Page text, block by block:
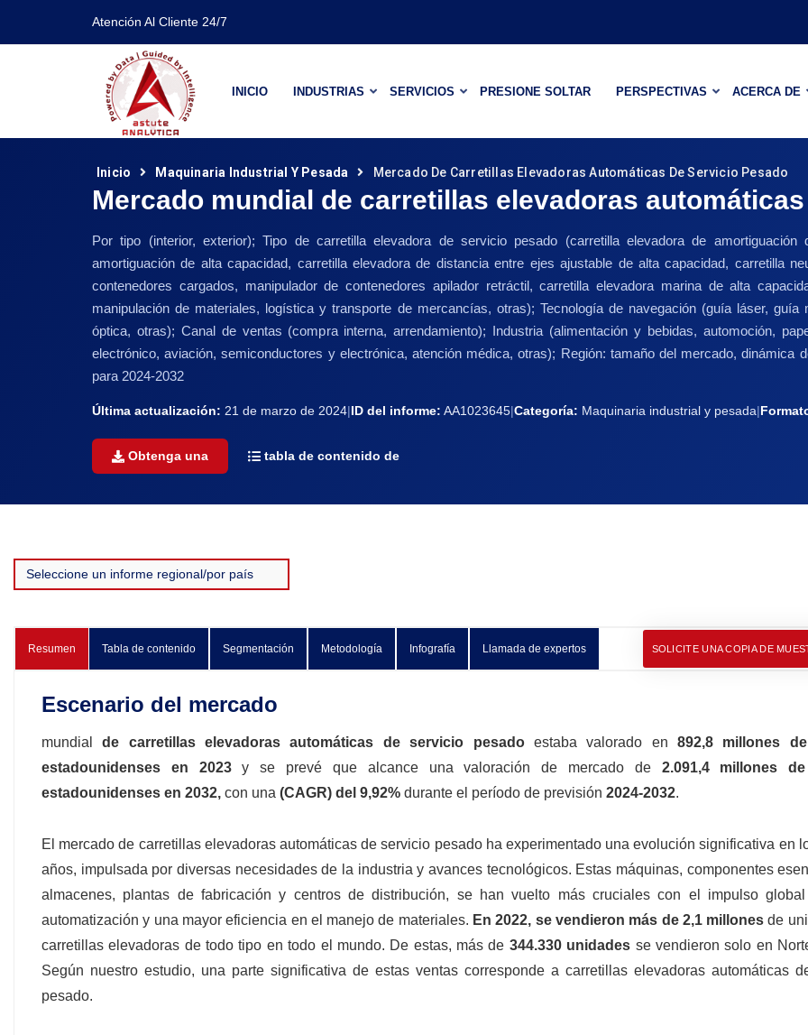
Atención Al Cliente 24/7
INICIO INDUSTRIAS SERVICIOS PRESIONE SOLTAR PERSPECTIVAS ACERCA DE
Inicio Maquinaria Industrial Y Pesada Mercado De Carretillas Elevadoras Automáticas De Servicio Pesado
Mercado mundial de carretillas elevadoras
Por tipo (interior, exterior); Tipo de carretilla elevadora de servicio pesado (carretilla elevadora de
amortiguación de alta capacidad, carretilla elevadora de distancia entre ejes ajustable de alta capacidad, carretilla
contenedores cargados, manipulador de contenedores apilador retráctil, carretilla elevadora marina de alta
manipulación de materiales, logística y transporte de mercancías, otras); Tecnología de navegación (guía láser,
óptica, otras); Canal de ventas (compra interna, arrendamiento); Industria (alimentación y bebidas, automoción,
electrónico, aviación, semiconductores y electrónica, atención médica, otras); Región: tamaño del mercado, dinámica
para 2024-2032
Última actualización: 21 de marzo de 2024|ID del informe: AA1023645|Categoría: Maquinaria industrial y pesada|
Obtenga una tabla de contenido de
Resumen Tabla de contenido Segmentación Metodología Infografía Llamada de expertos SOLICITE UNA COPIA DE
Escenario del mercado
mundialde carretillas elevadoras automáticas de servicio pesadoestaba valorado en 892,8 millones
estadounidenses en 2023y se prevé que alcance una valoración de mercado de 2.091,4 millones
estadounidenses en 2032, con una (CAGR) del 9,92% durante el período de previsión 2024-2032.
El mercado de carretillas elevadoras automáticas de servicio pesado ha experimentado una evolución significativa en
años, impulsada por diversas necesidades de la industria y avances tecnológicos. Estas máquinas, componentes
almacenes, plantas de fabricación y centros de distribución, se han vuelto más cruciales con el impulso
automatización y una mayor eficiencia en el manejo de materiales. En 2022, se vendieron más de 2,1 millones de
carretillas elevadoras de todo tipo en todo el mundo. De estas, más de 344.330 unidades se vendieron solo en
Según nuestro estudio, una parte significativa de estas ventas corresponde a carretillas elevadoras automáticas
pesado.